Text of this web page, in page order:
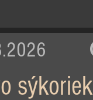
sýkoriek